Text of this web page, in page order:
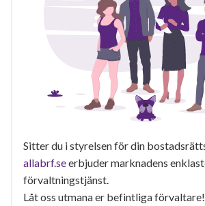
Sitter du i styrelsen för din
allabrf.seerbjuder marknadens
förvaltningstjänst.
Låt oss utmana er befintliga förvaltare!